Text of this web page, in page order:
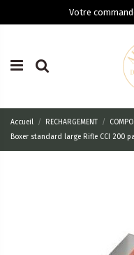
Votre
Accueil RECHARGEMENT
Boxer standard large Rifle CCI 200